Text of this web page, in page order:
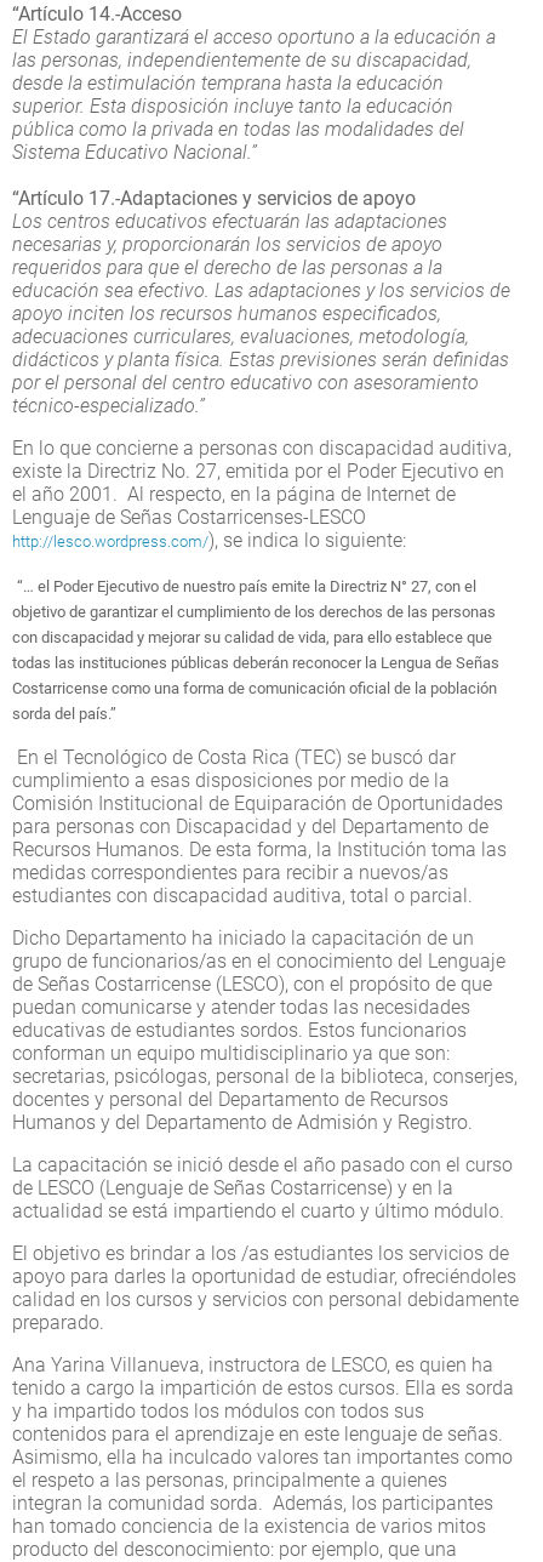
“Artículo 14.-Acceso
El Estado garantizará el acceso oportuno a la educación a
las personas, independientemente de su discapacidad,
desde la estimulación temprana hasta la educación
superior. Esta disposición incluye tanto la educación
pública como la privada en todas las modalidades del
Sistema Educativo Nacional.”
“Artículo 17.-Adaptaciones y servicios de apoyo
Los centros educativos efectuarán las adaptaciones
necesarias y, proporcionarán los servicios de apoyo
requeridos para que el derecho de las personas a la
educación sea efectivo. Las adaptaciones y los servicios de
apoyo inciten los recursos humanos especificados,
adecuaciones curriculares, evaluaciones, metodología,
didácticos y planta física. Estas previsiones serán definidas
por el personal del centro educativo con asesoramiento
técnico-especializado.”
En lo que concierne a personas con discapacidad auditiva,
existe la Directriz No. 27, emitida por el Poder Ejecutivo en
el año 2001. Al respecto, en la página de Internet de
Lenguaje de Señas Costarricenses-LESCO
http://lesco.wordpress.com/), se indica lo siguiente:
“… el Poder Ejecutivo de nuestro país emite la Directriz N° 27, con el
objetivo de garantizar el cumplimiento de los derechos de las personas
con discapacidad y mejorar su calidad de vida, para ello establece que
todas las instituciones públicas deberán reconocer la Lengua de Señas
Costarricense como una forma de comunicación oficial de la población
sorda del país.”
En el Tecnológico de Costa Rica (TEC) se buscó dar
cumplimiento a esas disposiciones por medio de la
Comisión Institucional de Equiparación de Oportunidades
para personas con Discapacidad y del Departamento de
Recursos Humanos. De esta forma, la Institución toma las
medidas correspondientes para recibir a nuevos/as
estudiantes con discapacidad auditiva, total o parcial.
Dicho Departamento ha iniciado la capacitación de un
grupo de funcionarios/as en el conocimiento del Lenguaje
de Señas Costarricense (LESCO), con el propósito de que
puedan comunicarse y atender todas las necesidades
educativas de estudiantes sordos. Estos funcionarios
conforman un equipo multidisciplinario ya que son:
secretarias, psicólogas, personal de la biblioteca, conserjes,
docentes y personal del Departamento de Recursos
Humanos y del Departamento de Admisión y Registro.
La capacitación se inició desde el año pasado con el curso
de LESCO (Lenguaje de Señas Costarricense) y en la
actualidad se está impartiendo el cuarto y último módulo.
El objetivo es brindar a los /as estudiantes los servicios de
apoyo para darles la oportunidad de estudiar, ofreciéndoles
calidad en los cursos y servicios con personal debidamente
preparado.
Ana Yarina Villanueva, instructora de LESCO, es quien ha
tenido a cargo la impartición de estos cursos. Ella es sorda
y ha impartido todos los módulos con todos sus
contenidos para el aprendizaje en este lenguaje de señas.
Asimismo, ella ha inculcado valores tan importantes como
el respeto a las personas, principalmente a quienes
integran la comunidad sorda. Además, los participantes
han tomado conciencia de la existencia de varios mitos
producto del desconocimiento: por ejemplo, que una